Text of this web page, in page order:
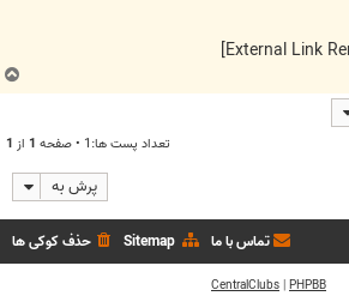
تعداد پست ها:1 • صفحه 1 از 1
پرش به
حذف کوکی ها Sitemap تماس با ما
PHPBB
|
CentralClubs